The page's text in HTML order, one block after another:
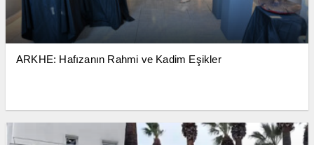
ARKHE: Hafızanın Rahmi ve Kadim Eşikler